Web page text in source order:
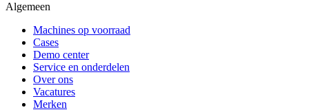
Algemeen
Machines op voorraad
Cases
Demo center
Service en onderdelen
Over ons
Vacatures
Merken